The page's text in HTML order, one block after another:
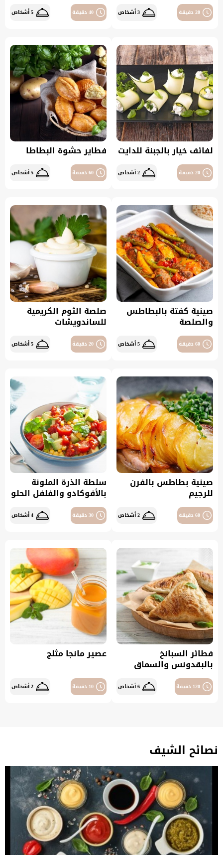
20 دقيقة 3 أشخاص 40 دقيقة 5 أشخاص
لفائف خيار بالجبنة للدايت
20 دقيقة 2 أشخاص
فطاير حشوة البطاطا
60 دقيقة 5 أشخاص
صينية كفتة بالبطاطس
والصلصة
60 دقيقة 5 أشخاص
صلصة الثوم الكريمية
للساندويشات
20 دقيقة 5 أشخاص
صينية بطاطس بالفرن
للرجيم
60 دقيقة 2 أشخاص
سلطة الذرة الملونة
بالأفوكادو والفلفل الحلو
30 دقيقة 4 أشخاص
فطائر السبانخ
بالبقدونس والسماق
120 دقيقة 6 أشخاص
عصير مانجا مثلج
10 دقيقة 2 أشخاص
نصائح الشيف